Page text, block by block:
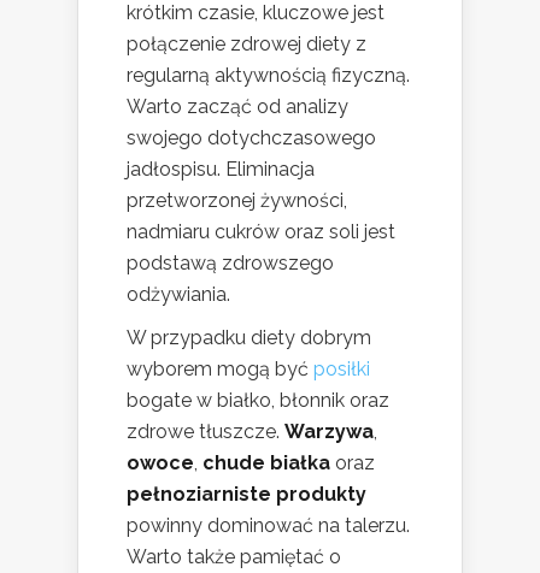
krótkim czasie, kluczowe jest
połączenie zdrowej diety z
regularną aktywnością fizyczną.
Warto zacząć od analizy
swojego dotychczasowego
jadłospisu. Eliminacja
przetworzonej żywności,
nadmiaru cukrów oraz soli jest
podstawą zdrowszego
odżywiania.
W przypadku diety dobrym
wyborem mogą być posiłki
bogate w białko, błonnik oraz
zdrowe tłuszcze. Warzywa,
owoce, chude białka oraz
pełnoziarniste produkty
powinny dominować na talerzu.
Warto także pamiętać o